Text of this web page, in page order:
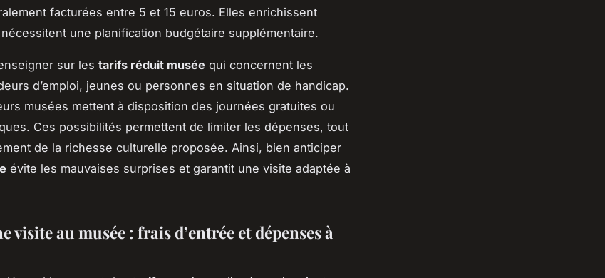
facturées entre 5 et 15 euros. Elles enrichissent
nécessitent une planification budgétaire supplémentaire.
sur les tarifs réduit musée qui concernent les
d’emploi, jeunes ou personnes en situation de handicap.
musées mettent à disposition des journées gratuites ou
Ces possibilités permettent de limiter les dépenses, tout
de la richesse culturelle proposée. Ainsi, bien anticiper
évite les mauvaises surprises et garantit une visite adaptée à
visite au musée : frais d’entrée et dépenses à